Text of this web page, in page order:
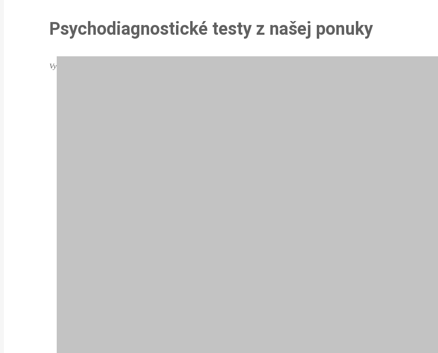
Psychodiagnostické testy z našej ponuky
Vyberte si z našej pravidelne aktualizovanej ponuky testov